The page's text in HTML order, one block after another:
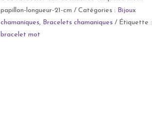
ABONDANCE
turquoise,
r
n
papillon-longueur-21-cm
Catégories : Bijoux
chamaniques, Bracelets chamaniques
Étiquette :
bracelet mot